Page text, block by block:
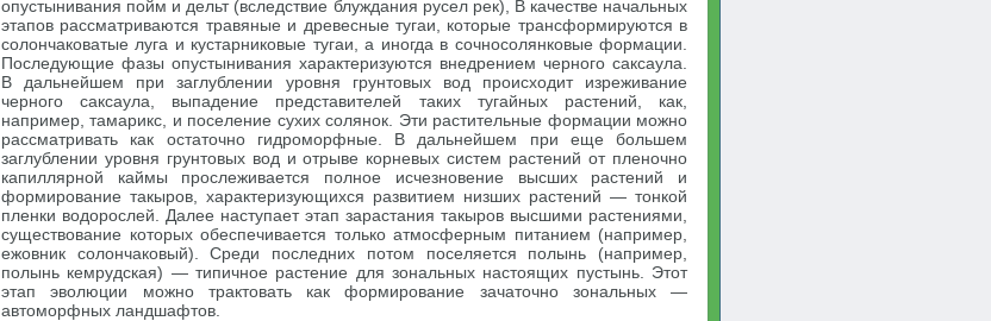
опустынивания пойм и дельт (вследствие блуждания русел рек), В качестве начальных
этапов рассматриваются травяные и древесные тугаи, которые трансформируются в
солончаковатые луга и кустарниковые тугаи, а иногда в сочносолянковые формации.
Последующие фазы опустынивания характеризуются внедрением черного саксаула.
В дальнейшем при заглублении уровня грунтовых вод происходит изреживание
черного саксаула, выпадение представителей таких тугайных растений, как,
например, тамарикс, и поселение сухих солянок. Эти растительные формации можно
рассматривать как остаточно гидроморфные. В дальнейшем при еще большем
заглублении уровня грунтовых вод и отрыве корневых систем растений от пленочно
капиллярной каймы прослеживается полное исчезновение высших растений и
формирование такыров, характеризующихся развитием низших растений — тонкой
пленки водорослей. Далее наступает этап зарастания такыров высшими растениями,
существование которых обеспечивается только атмосферным питанием (например,
ежовник солончаковый). Среди последних потом поселяется полынь (например,
полынь кемрудская) — типичное растение для зональных настоящих пустынь. Этот
этап эволюции можно трактовать как формирование зачаточно зональных —
автоморфных ландшафтов.